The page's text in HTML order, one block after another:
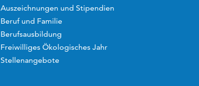
Auszeichnungen und Stipendien
Beruf und Familie
Berufsausbildung
Freiwilliges Ökologisches Jahr
Stellenangebote